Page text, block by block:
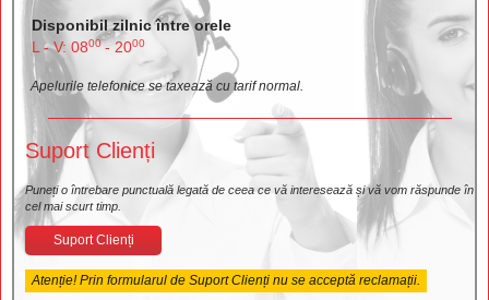
Disponibil zilnic între orele
L - V: 0800- 2000
Apelurile telefonice se taxează cu tarif normal.
Suport Clienți
Puneți o întrebare punctuală legată de ceea ce vă interesează și vă vom răspunde în
cel mai scurt timp.
Suport Clienți
Atenție! Prin formularul de Suport Clienți nu se acceptă reclamații.